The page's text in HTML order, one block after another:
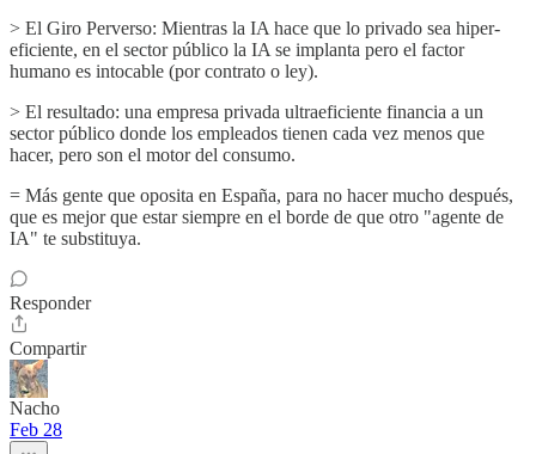
> El Giro Perverso: Mientras la IA hace que lo privado sea hiper-
eficiente, en el sector público la IA se implanta pero el factor
humano es intocable (por contrato o ley).
> El resultado: una empresa privada ultraeficiente financia a un
sector público donde los empleados tienen cada vez menos que
hacer, pero son el motor del consumo.
= Más gente que oposita en España, para no hacer mucho después,
que es mejor que estar siempre en el borde de que otro "agente de
IA" te substituya.
Responder
Compartir
Nacho
Feb 28